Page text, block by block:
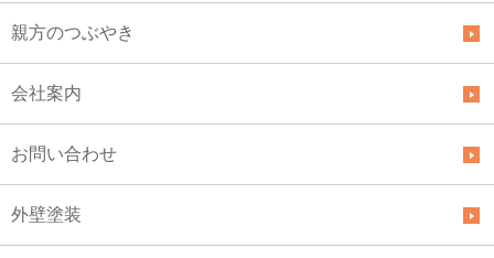
親方のつぶやき
会社案内
お問い合わせ
外壁塗装